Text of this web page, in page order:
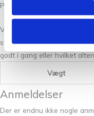
Pomar,
Vivian
Vi har opskrifter til både
står altid klar til at hjælpe
godt i gang eller hvilket
Vægt
Anmeldelser
Der er endnu ikke nogle